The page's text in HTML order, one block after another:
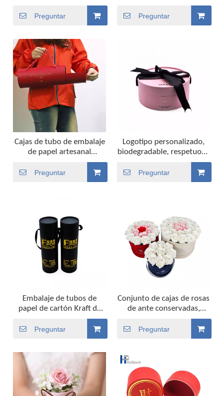
personalizada al por
mayor de la bufanda de
seda de la toalla de baño
interior de la caja de
embalaje del regalo
Preguntar
cartón de regalo rojo, se
puede personalizar,
embalaje de caja de regalo
Preguntar
Cajas de tubo de embalaje
de papel artesanal
redondas de pastel de luna
biodegradables reciclables
creativas personalizadas
Preguntar
Logotipo personalizado,
biodegradable, respetuoso
con el medio ambiente,
cilindro de embalaje de
papel personalizado, caja
Preguntar
Embalaje de tubos de
papel de cartón Kraft de
cilindro redondo reciclado
de fábrica
Preguntar
Conjunto de cajas de rosas
de ante conservadas,
cartón de embalaje para
flores, papel rígido
Preguntar